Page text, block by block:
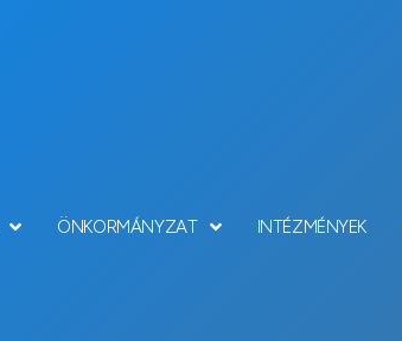
ÖNKORMÁNYZAT INTÉZMÉNYEK